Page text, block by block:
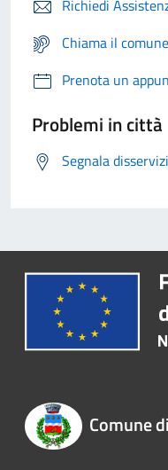
Richiedi
Chiama il
Prenota un
Problemi in città
Segnala
Comune